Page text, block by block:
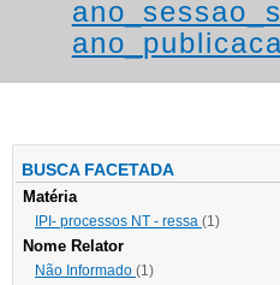
BUSCA FACETADA
Matéria
IPI- processos NT - ressa (1)
Nome Relator
Não Informado (1)